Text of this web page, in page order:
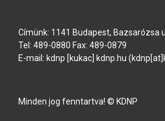
Címünk: 1141 Budapest, Bazsarózsa
Tel: 489-0880 Fax: 489-0879
E-mail: kdnp [kukac] kdnp hu
Minden jog fenntartva! © KDNP